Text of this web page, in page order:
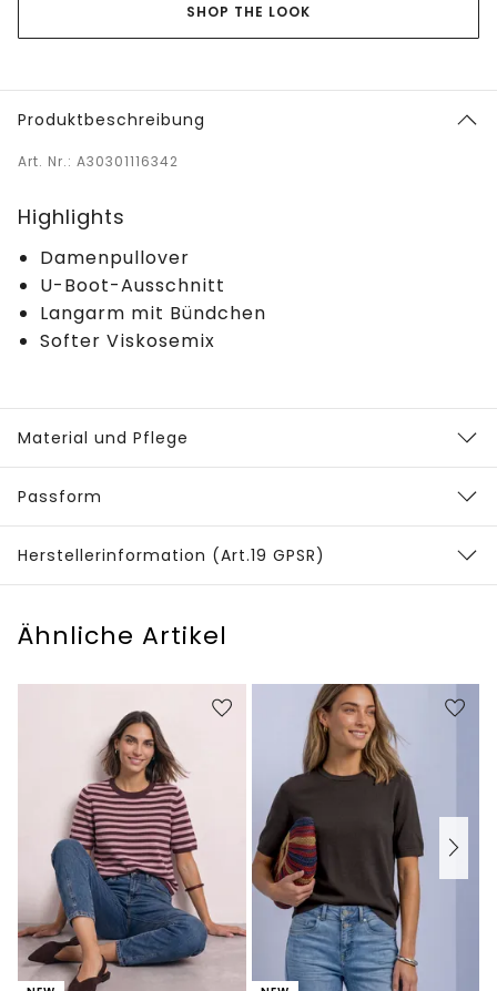
SHOP THE LOOK
Produktbeschreibung
Art. Nr.: A30301116342
Highlights
Damenpullover
U-Boot-Ausschnitt
Langarm mit Bündchen
Softer Viskosemix
Material und Pflege
Passform
Herstellerinformation (Art.19 GPSR)
Ähnliche Artikel